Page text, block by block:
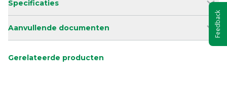
Specificaties
Aanvullende documenten
Gerelateerde producten
Feedback